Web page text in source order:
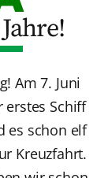
Am 7. Juni
erstes Schiff
es schon elf
Kreuzfahrt.